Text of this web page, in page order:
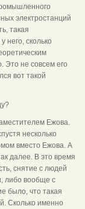
электростанций
такая
него, сколько
Это не совсем его
вот такой
Ежова.
несколько
вместо Ежова. А
далее. В это время
снятие с людей
либо вообще с
было, что такая
Сколько именно